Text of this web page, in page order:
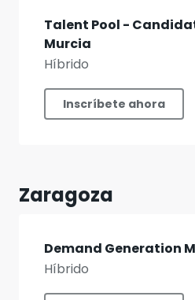
Talent Pool -
Murcia
Híbrido
Inscríbete ahora
Zaragoza
Demand Generation
Híbrido